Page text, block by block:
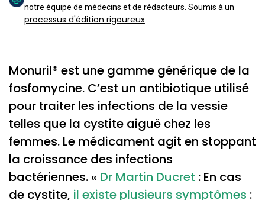
notre équipe de médecins et de rédacteurs. Soumis à un
processus d'édition rigoureux.
Monuril® est une gamme générique de la
fosfomycine. C’est un antibiotique utilisé
pour traiter les infections de la vessie
telles que la cystite aiguë chez les
femmes. Le médicament agit en stoppant
la croissance des infections
bactériennes. « Dr Martin Ducret : En cas
de cystite, il existe plusieurs symptômes :